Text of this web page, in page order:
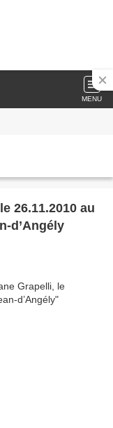
MENU
26.11.2010 au
d’Angély